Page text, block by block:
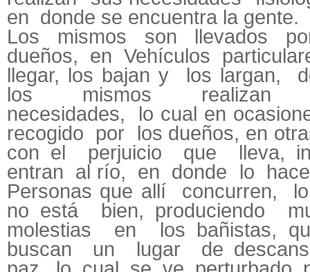
en donde se encuentra la gente.
Los mismos son llevados
dueños, en Vehículos
llegar, los bajan y los largan,
los mismos realizan
necesidades, lo cual en
recogido por los dueños, en
con el perjuicio que lleva,
entran al río, en donde lo
Personas que allí concurren,
no está bien, produciendo
molestias en los bañistas,
buscan un lugar de